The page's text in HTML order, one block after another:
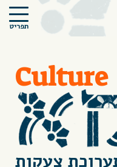
תפריט
Culture
צעקות